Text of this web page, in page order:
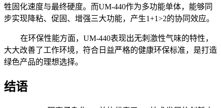
牲固化速度与最终硬度。而UM-440作为多功能单体，能够同
步实现降粘、促固、增强三大功能，产生1+1>2的协同效应。
在环保性能方面， UM-440表现出无刺激性气味的特性，
大大改善了工作环境，符合日益严格的健康环保标准，是打造
绿色产品的理想选择。
结语